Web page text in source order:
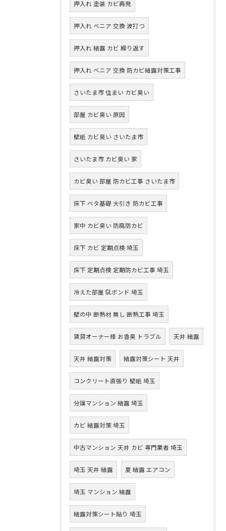
押入れ 塗装 カビ再発
押入れ ベニア 交換 波打つ
押入れ 結露 カビ 繰り返す
押入れ ベニア 交換 防カビ結露対策工事
さいたま市 住まい カビ臭い
部屋 カビ臭い 原因
壁紙 カビ臭い さいたま市
さいたま市 カビ臭い 家
カビ臭い 部屋 防カビ工事 さいたま市
床下 ベタ基礎 大引き 防カビ工事
家中 カビ臭い 防腐防カビ
床下 カビ 定期点検 埼玉
床下 定期点検 定期防カビ工事 埼玉
冷えた部屋 GLボンド 埼玉
壁の中 断熱材 無し 断熱工事 埼玉
賃貸オーナー様 お香臭 トラブル 天井 結露
天井 結露対策 結露対策シート 天井
コンクリート直張り 壁紙 埼玉
分譲マンション 結露 埼玉
カビ 結露対策 埼玉
中古マンション 天井 カビ 専門業者 埼玉
埼玉 天井 結露 夏 結露 エアコン
埼玉 マンション 結露
結露対策シート貼り 埼玉